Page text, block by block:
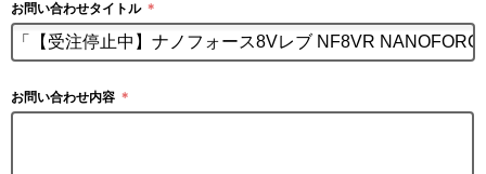
お問い合わせタイトル ＊
お問い合わせ内容 ＊